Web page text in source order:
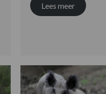
Lees meer